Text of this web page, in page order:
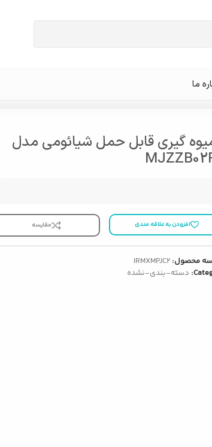
ما
گیری قابل حمل شیائومی مدل
افزودن به علاقه مندی مقایسه
محصول:IRMXMPJC2
دسته-بندی-نشده